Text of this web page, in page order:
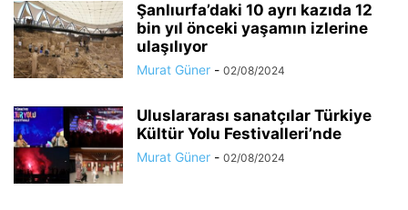
Şanlıurfa’daki 10 ayrı kazıda 12
bin yıl önceki yaşamın izlerine
ulaşılıyor
Murat Güner - 02/08/2024
Uluslararası sanatçılar Türkiye
Kültür Yolu Festivalleri’nde
Murat Güner - 02/08/2024